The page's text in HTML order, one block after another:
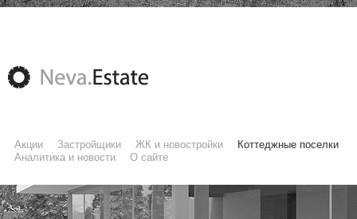
Акции Застройщики ЖК и новостройки
Коттеджные поселки
Аналитика и новости
О сайте